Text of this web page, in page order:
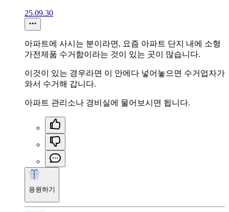
25.09.30
아파트에 사시는 분이라면, 요즘 아파트 단지 내에 소형
가전제품 수거함이라는 것이 있는 곳이 많습니다.
이것이 있는 경우라면 이 안에다 넣어놓으면 수거업자가
와서 수거해 갑니다.
아파트 관리소나 경비실에 물어보시면 됩니다.
응원하기